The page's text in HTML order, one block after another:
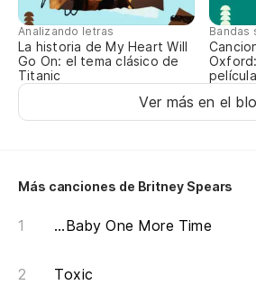
Analizando letras
La historia de My Heart Will
Go On: el tema clásico de
Titanic
Bandas
Ver más en el
Más canciones de Britney Spears
...Baby One More Time
Toxic